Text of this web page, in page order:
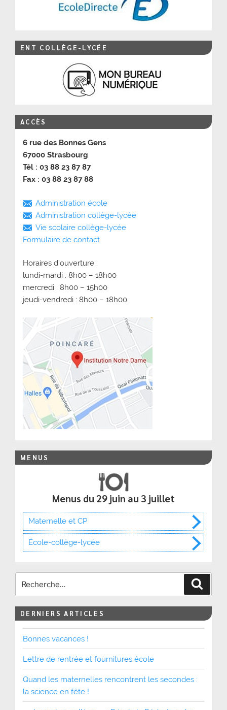
ENT COLLÈGE-LYCÉE
ACCÈS
6 rue des Bonnes Gens
67000 Strasbourg
Tél : 03 88 23 87 87
Fax : 03 88 23 87 88
Administration école
Administration collège-lycée
Vie scolaire collège-lycée
Formulaire de contact
Horaires d’ouverture :
lundi-mardi : 8h00 – 18h00
mercredi : 8h00 – 15h00
jeudi-vendredi : 8h00 – 18h00
MENUS
Menus du 29 juin au 3 juillet
Maternelle et CP
École-collège-lycée
DERNIERS ARTICLES
Bonnes vacances !
Lettre de rentrée et fournitures école
Quand les maternelles rencontrent les secondes :
la science en fête !